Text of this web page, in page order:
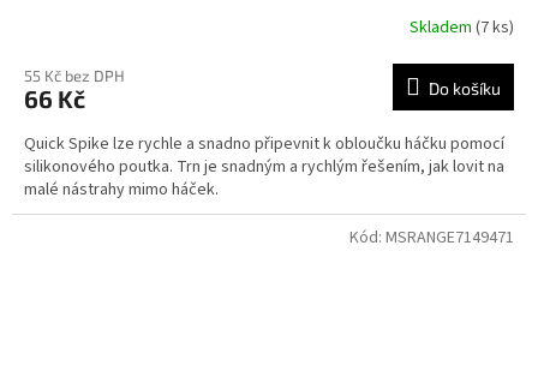
Skladem (7 ks)
55 Kč bez DPH
66 Kč Do košíku
Quick Spike lze rychle a snadno připevnit k obloučku háčku pomocí
silikonového poutka. Trn je snadným a rychlým řešením, jak lovit na
malé nástrahy mimo háček.
Kód: MSRANGE7149471